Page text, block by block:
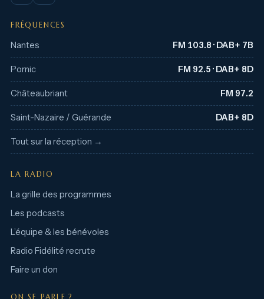
FRÉQUENCES
Nantes FM 103.8 · DAB+ 7B
Pornic FM 92.5 · DAB+ 8D
Châteaubriant FM 97.2
Saint-Nazaire / Guérande DAB+ 8D
Tout sur la réception →
LA RADIO
La grille des programmes
Les podcasts
L’équipe & les bénévoles
Radio Fidélité recrute
Faire un don